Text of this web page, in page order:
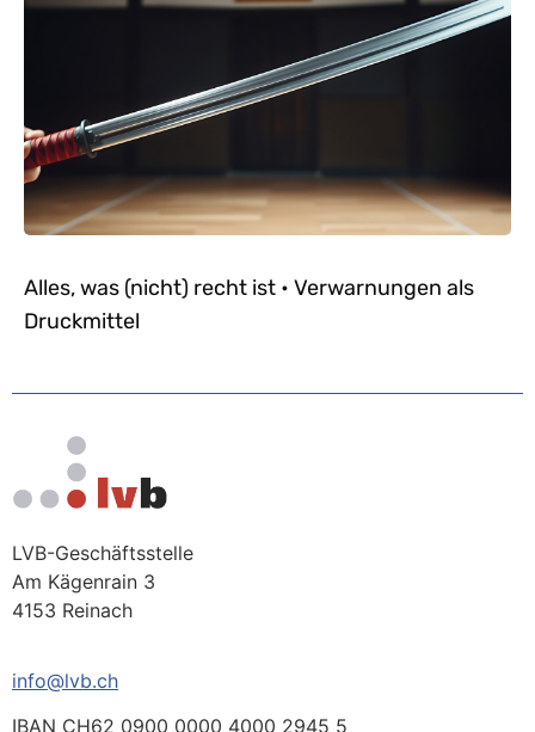
Alles, was (nicht) recht ist • Verwarnungen als
Druckmittel
LVB-Geschäftsstelle
Am Kägenrain 3
4153 Reinach
info@lvb.ch
IBAN CH62 0900 0000 4000 2945 5